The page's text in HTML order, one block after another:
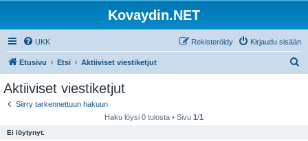
Kovaydin.NET
UKK Kirjaudu sisään
Rekisteröidy
Etusivu Etsi Aktiiviset viestiketjut
Aktiiviset viestiketjut
Siirry tarkennettuun hakuun
Haku löysi 0 tulosta • Sivu 1/1
Ei löytynyt.